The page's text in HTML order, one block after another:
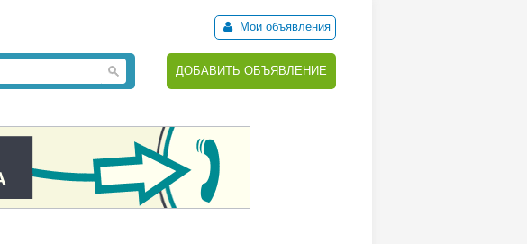
Мои объявления
ДОБАВИТЬ ОБЪЯВЛЕНИЕ